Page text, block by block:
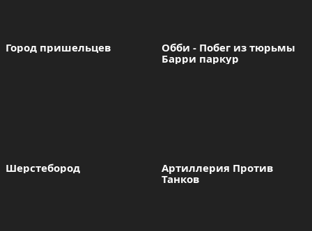
Город пришельцев
Обби - Побег из тюрьмы
Барри паркур
Шерстебород
Артиллерия Против
Танков